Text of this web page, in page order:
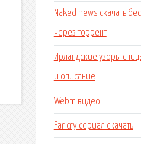
Naked news скачать
через торрент
Ирландские узоры
и описание
Webm видео
Far cry сериал скачать